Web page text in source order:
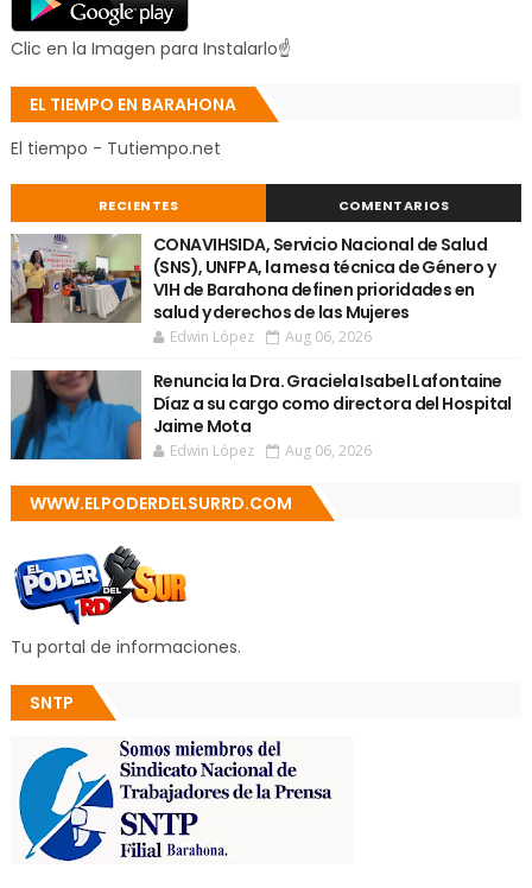
Clic en la Imagen para Instalarlo☝
EL TIEMPO EN BARAHONA
El tiempo - Tutiempo.net
RECIENTES COMENTARIOS
CONAVIHSIDA, Servicio Nacional de Salud
(SNS), UNFPA, la mesa técnica de Género y
VIH de Barahona definen prioridades en
salud y derechos de las Mujeres
Edwin López Aug 06, 2026
Renuncia la Dra. Graciela Isabel Lafontaine
Díaz a su cargo como directora del Hospital
Jaime Mota
Edwin López Aug 06, 2026
WWW.ELPODERDELSURRD.COM
Tu portal de informaciones.
SNTP